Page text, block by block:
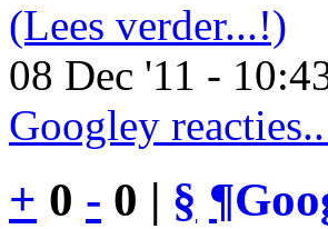
(Lees verder...!)
08 Dec '11 -
Googley
+ 0 - 0 | § ¶